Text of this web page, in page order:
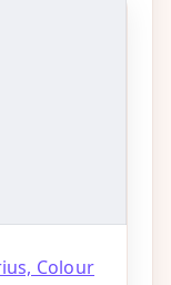
Colour